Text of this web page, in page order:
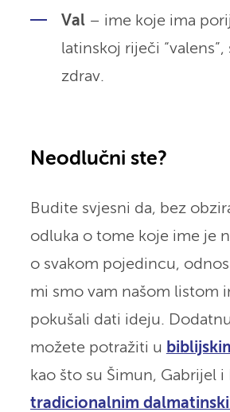
Val– ime koje ima
latinskoj riječi “valens”,
zdrav.
Neodlučni ste?
Budite svjesni da, bez
odluka o tome koje ime je
o svakom pojedincu,
mi smo vam našom listom
pokušali dati ideju.
možete potražiti u
kao što su Šimun, Gabrijel i
tradicionalnim